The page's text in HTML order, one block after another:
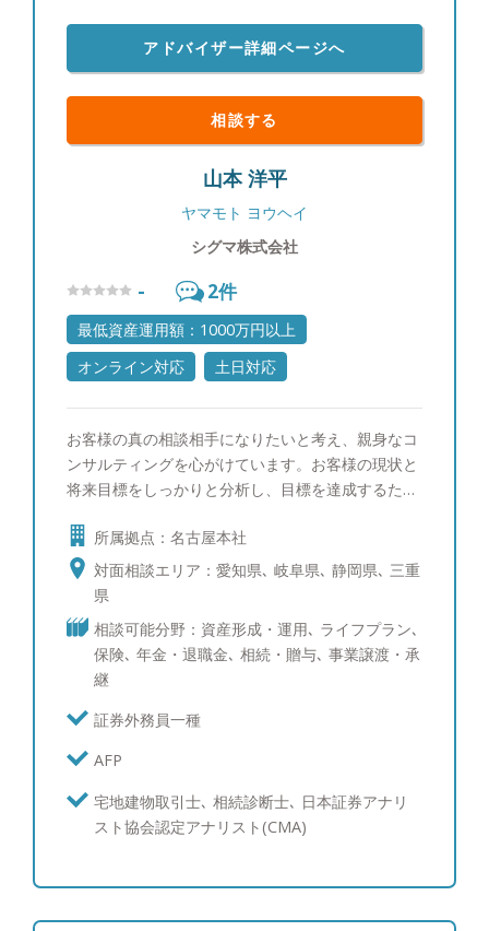
アドバイザー詳細ページへ
相談する
山本 洋平
ヤマモト ヨウヘイ
シグマ株式会社
- 2件
最低資産運用額：1000万円以上
オンライン対応
土日対応
お客様の真の相談相手になりたいと考え、親身なコ
ンサルティングを心がけています。お客様の現状と
将来目標をしっかりと分析し、目標を達成するため
リストの目線から厳選しておりますので、まずはご
相談ください。 【趣味】 ワイン、ゴルフ、社交ダ
ンス、YouTubeで猫とカワウソの動画を見ること
所属拠点：名古屋本社
対面相談エリア：愛知県､ 岐阜県､ 静岡県､ 三重
県
相談可能分野：資産形成・運用､ ライフプラン､
保険､ 年金・退職金､ 相続・贈与､ 事業譲渡・承
継
証券外務員一種
AFP
宅地建物取引士､ 相続診断士､ 日本証券アナリ
スト協会認定アナリスト(CMA)